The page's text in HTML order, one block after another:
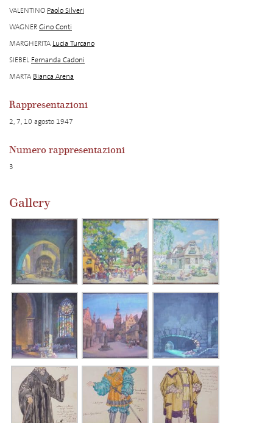
VALENTINO Paolo Silveri
WAGNERGino Conti
MARGHERITA Lucia Turcano
SIEBEL Fernanda Cadoni
MARTA Bianca Arena
Rappresentazioni
2, 7, 10 agosto 1947
Numero rappresentazioni
3
Gallery